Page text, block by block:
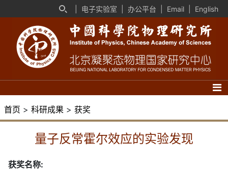
电子实验室 办公平台 Email English
首页 > 科研成果 > 获奖
量子反常霍尔效应的实验发现
获奖名称: